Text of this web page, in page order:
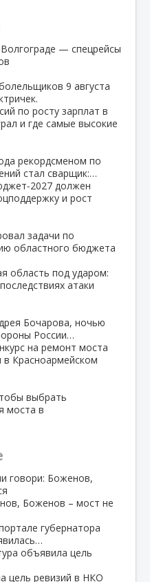
Волгограде — спецрейсы
9 августа
по росту зарплат в
и где самые высокие
рекордсменом по
стал сварщик:…
должен
и рост
задачи по
областного бюджета
область под ударом:
атаки
Бочарова, ночью
России…
на ремонт моста
в Красноармейском
выбрать
моста в
говори: Боженов,
губернатора
объявила цель